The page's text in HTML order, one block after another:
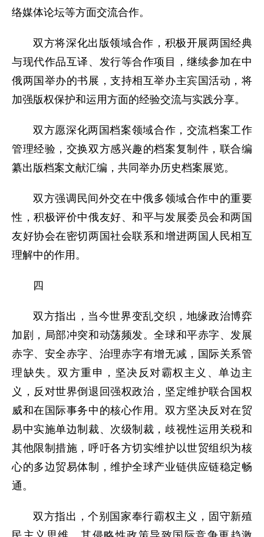
络媒体论坛等方面交流合作。
双方将深化出版领域合作，积极开展两国经典
与现代作品互译、发行等合作项目，继续参加在中
俄两国举办的书展，支持相互举办主宾国活动，将
加强版权保护和运用方面的经验交流与实践分享。
双方愿深化两国档案领域合作，交流档案工作
管理经验，交换双方感兴趣的档案复制件，联合编
纂出版档案文献汇编，共同举办历史档案展览。
双方强调民间外交在中俄多领域合作中的重要
性，积极评价中俄友好、和平与发展委员会和两国
友好协会在密切两国社会联系和增进两国人民相互
理解中的作用。
四
双方指出，当今世界变乱交织，地缘政治博弈
加剧，局部冲突和动荡频发。全球和平赤字、发展
赤字、安全赤字、治理赤字有增无减，国际关系管
理缺失。双方重申，坚决反对霸权主义、单边主
义，反对世界倒退回强权政治，坚定维护联合国权
威和在国际事务中的核心作用。双方坚决反对在贸
易中实施单边制裁、次级制裁，歧视性运用关税和
其他限制措施，呼吁各方切实维护以世贸组织为核
心的多边贸易体制，维护全球产业链供应链稳定畅
通。
双方指出，个别国家奉行霸权主义，固守新殖